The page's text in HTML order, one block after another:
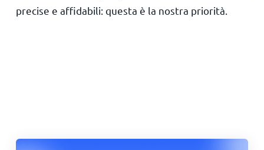
precise e affidabili: questa è la nostra priorità.